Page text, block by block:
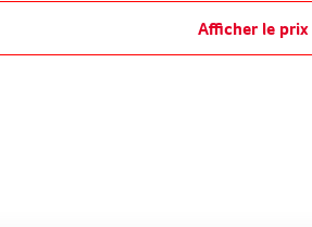
Afficher le prix